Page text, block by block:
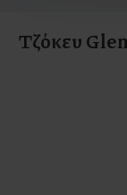
Τζόκευ